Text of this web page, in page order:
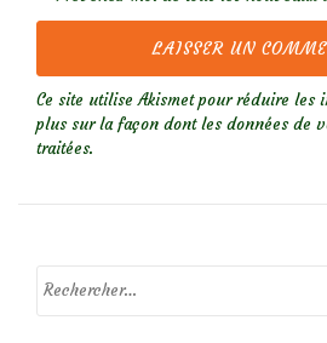
Ce site utilise Akismet pour réduire les
plus sur la façon dont les données de
traitées.